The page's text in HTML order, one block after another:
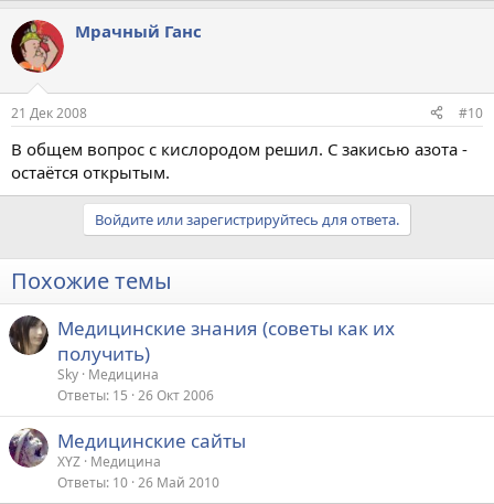
Мрачный Ганс
21 Дек 2008 #10
В общем вопрос с кислородом решил. С закисью азота -
остаётся открытым.
Войдите или зарегистрируйтесь для ответа.
Похожие темы
Медицинские знания (советы как их
получить)
Sky Медицина
Ответы 15 26 Окт 2006
Медицинские сайты
XYZ Медицина
Ответы 10 26 Май 2010